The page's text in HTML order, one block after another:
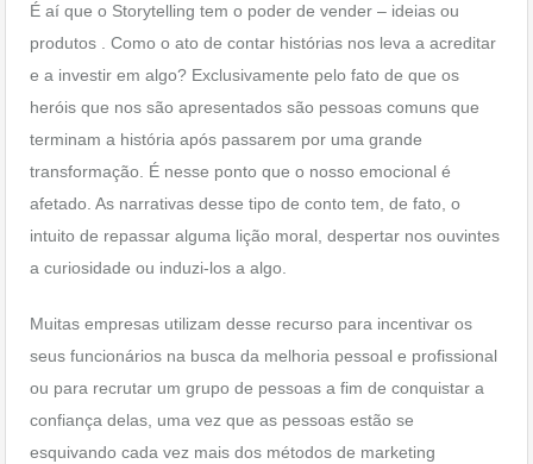
É aí que o Storytelling tem o poder de vender – ideias ou
produtos . Como o ato de contar histórias nos leva a acreditar
e a investir em algo? Exclusivamente pelo fato de que os
heróis que nos são apresentados são pessoas comuns que
terminam a história após passarem por uma grande
transformação. É nesse ponto que o nosso emocional é
afetado. As narrativas desse tipo de conto tem, de fato, o
intuito de repassar alguma lição moral, despertar nos ouvintes
a curiosidade ou induzi-los a algo.
Muitas empresas utilizam desse recurso para incentivar os
seus funcionários na busca da melhoria pessoal e profissional
ou para recrutar um grupo de pessoas a fim de conquistar a
confiança delas, uma vez que as pessoas estão se
esquivando cada vez mais dos métodos de marketing